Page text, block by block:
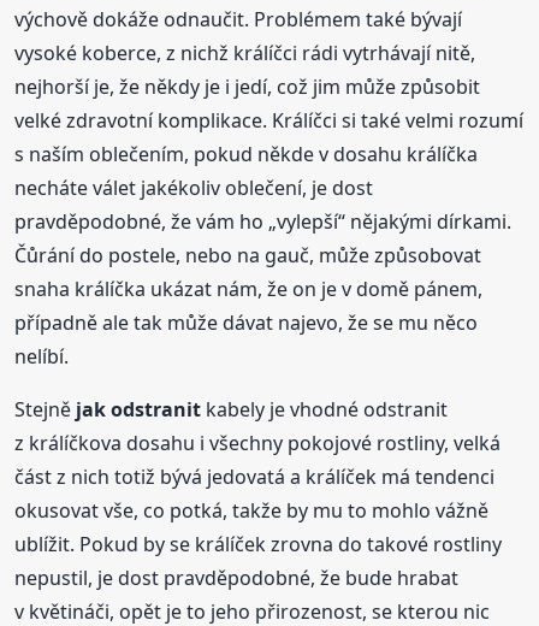
výchově dokáže odnaučit. Problémem také bývají
vysoké koberce, z nichž králíčci rádi vytrhávají nitě,
nejhorší je, že někdy je i jedí, což jim může způsobit
velké zdravotní komplikace. Králíčci si také velmi rozumí
s naším oblečením, pokud někde v dosahu králíčka
necháte válet jakékoliv oblečení, je dost
pravděpodobné, že vám ho „vylepší“ nějakými dírkami.
Čůrání do postele, nebo na gauč, může způsobovat
snaha králíčka ukázat nám, že on je v domě pánem,
případně ale tak může dávat najevo, že se mu něco
nelíbí.
Stejně jak odstranit kabely je vhodné odstranit
z králíčkova dosahu i všechny pokojové rostliny, velká
část z nich totiž bývá jedovatá a králíček má tendenci
okusovat vše, co potká, takže by mu to mohlo vážně
ublížit. Pokud by se králíček zrovna do takové rostliny
nepustil, je dost pravděpodobné, že bude hrabat
v květináči, opět je to jeho přirozenost, se kterou nic